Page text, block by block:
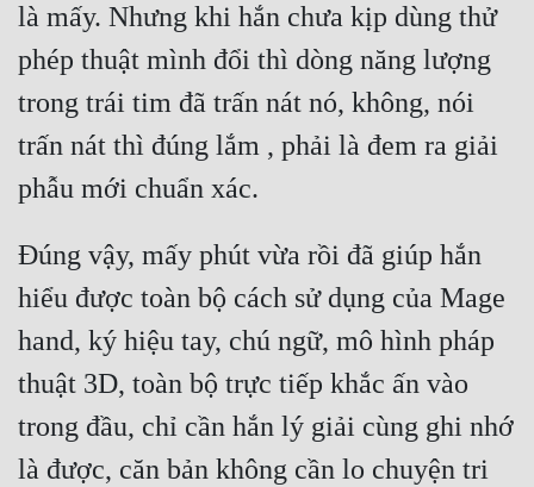
là mấy. Nhưng khi hắn chưa kịp dùng thử
phép thuật mình đổi thì dòng năng lượng
trong trái tim đã trấn nát nó, không, nói
trấn nát thì đúng lắm , phải là đem ra giải
Đúng vậy, mấy phút vừa rồi đã giúp hắn
hiểu được toàn bộ cách sử dụng của Mage
hand, ký hiệu tay, chú ngữ, mô hình pháp
thuật 3D, toàn bộ trực tiếp khắc ấn vào
trong đầu, chỉ cần hắn lý giải cùng ghi nhớ
là được, căn bản không cần lo chuyện tri